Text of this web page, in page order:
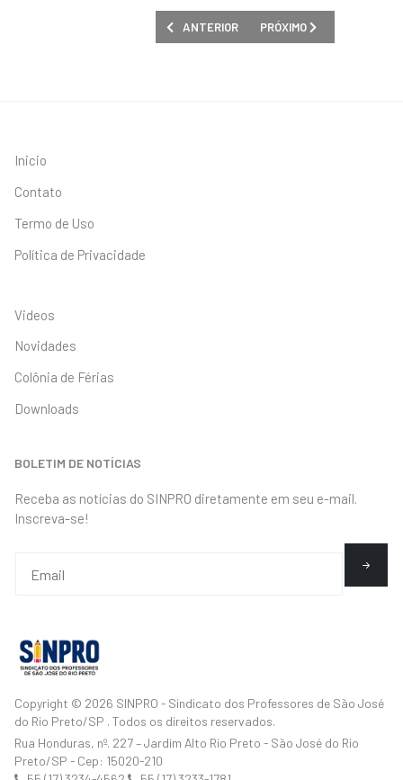
ARTIGO ANTERIOR: COMUNICADO
ANTERIOR PRÓXIMO ARTIGO:
PRÓXIMO
Inicio
Contato
Termo de Uso
Política de Privacidade
Videos
Novidades
Colônia de Férias
Downloads
BOLETIM DE NOTÍCIAS
Receba as notícias do SINPRO diretamente em seu e-mail.
Inscreva-se!
Copyright © 2026 SINPRO - Sindicato dos Professores de São José
do Rio Preto/SP . Todos os direitos reservados.
Rua Honduras, nº. 227 – Jardim Alto Rio Preto - São José do Rio
Preto/SP - Cep: 15020-210